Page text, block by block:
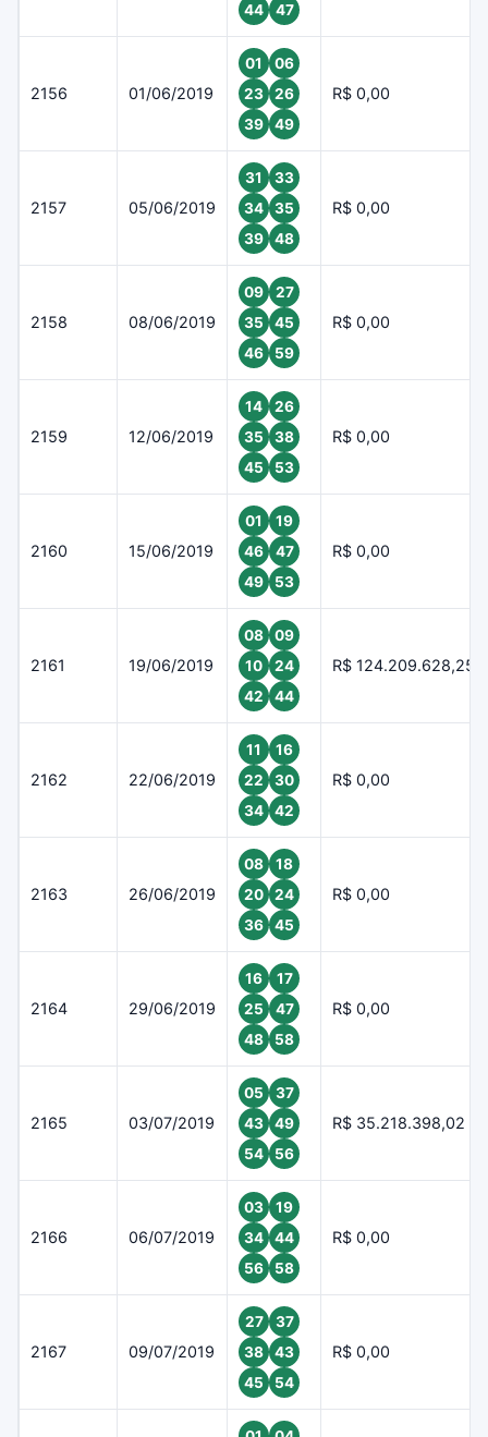
44
47
2156 01/06/2019
01
06
23
26
39
49
R$ 0,00
2157 05/06/2019
31
33
34
35
39
48
R$ 0,00
2158 08/06/2019
09
27
35
45
46
59
R$ 0,00
2159 12/06/2019
14
26
35
38
45
53
R$ 0,00
2160 15/06/2019
01
19
46
47
49
53
R$ 0,00
2161 19/06/2019
08
09
10
24
42
44
R$ 124.209.628,25
2162 22/06/2019
11
16
22
30
34
42
R$ 0,00
2163 26/06/2019
08
18
20
24
36
45
R$ 0,00
2164 29/06/2019
16
17
25
47
48
58
R$ 0,00
2165 03/07/2019
05
37
43
49
54
56
R$ 35.218.398,02
2166 06/07/2019
03
19
34
44
56
58
R$ 0,00
2167 09/07/2019
27
37
38
43
45
54
R$ 0,00